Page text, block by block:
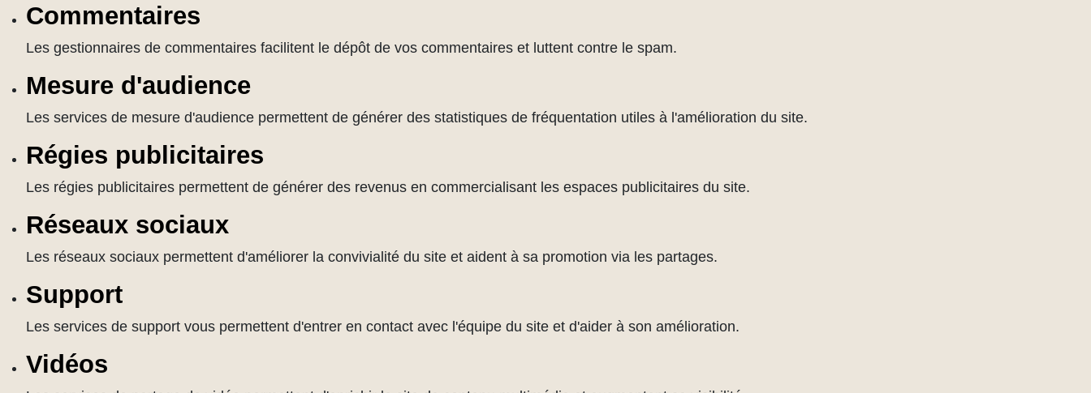
Commentaires
Les gestionnaires de commentaires facilitent le dépôt de vos commentaires et luttent contre le spam.
Mesure d'audience
Les services de mesure d'audience permettent de générer des statistiques de fréquentation utiles à l'amélioration du site.
Régies publicitaires
Les régies publicitaires permettent de générer des revenus en commercialisant les espaces publicitaires du site.
Réseaux sociaux
Les réseaux sociaux permettent d'améliorer la convivialité du site et aident à sa promotion via les partages.
Support
Les services de support vous permettent d'entrer en contact avec l'équipe du site et d'aider à son amélioration.
Vidéos